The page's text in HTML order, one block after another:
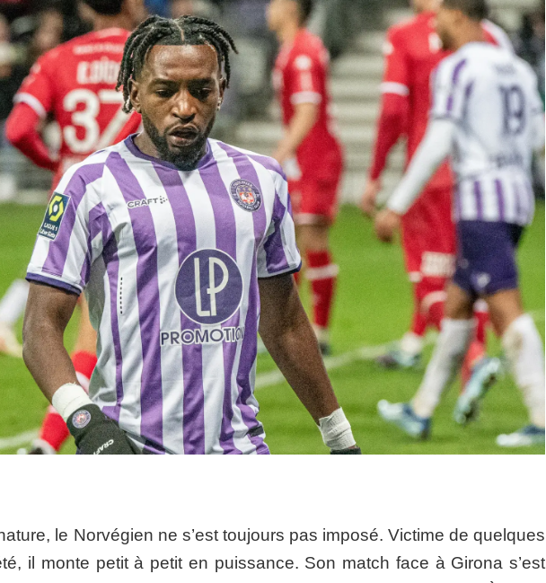
le Norvégien ne s’est toujours pas imposé. Victime de quelques
il monte petit à petit en puissance. Son match face à Girona s’est